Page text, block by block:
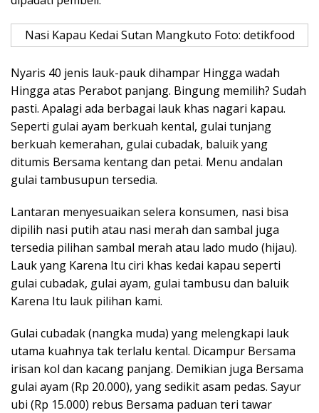
Nasi Kapau Kedai Sutan Mangkuto Foto: detikfood
Nyaris 40 jenis lauk-pauk dihampar Hingga wadah
Hingga atas Perabot panjang. Bingung memilih? Sudah
pasti. Apalagi ada berbagai lauk khas nagari kapau.
Seperti gulai ayam berkuah kental, gulai tunjang
berkuah kemerahan, gulai cubadak, baluik yang
ditumis Bersama kentang dan petai. Menu andalan
gulai tambusupun tersedia.
Lantaran menyesuaikan selera konsumen, nasi bisa
dipilih nasi putih atau nasi merah dan sambal juga
tersedia pilihan sambal merah atau lado mudo (hijau).
Lauk yang Karena Itu ciri khas kedai kapau seperti
gulai cubadak, gulai ayam, gulai tambusu dan baluik
Karena Itu lauk pilihan kami.
Gulai cubadak (nangka muda) yang melengkapi lauk
utama kuahnya tak terlalu kental. Dicampur Bersama
irisan kol dan kacang panjang. Demikian juga Bersama
gulai ayam (Rp 20.000), yang sedikit asam pedas. Sayur
ubi (Rp 15.000) rebus Bersama paduan teri tawar